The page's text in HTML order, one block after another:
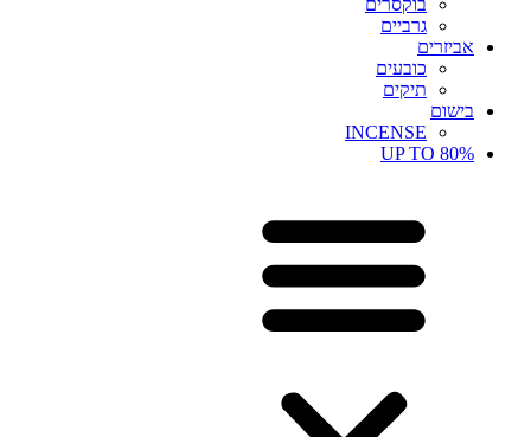
בוקסרים
גרביים
אביזרים
כובעים
תיקים
בישום
INCENSE
UP TO 80%